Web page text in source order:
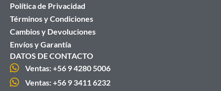
Política de Privacidad
Términos y Condiciones
Cambios y Devoluciones
Envíos y Garantía
DATOS DE CONTACTO
Ventas: +56 9 4280 5006
Ventas: +56 9 3411 6232